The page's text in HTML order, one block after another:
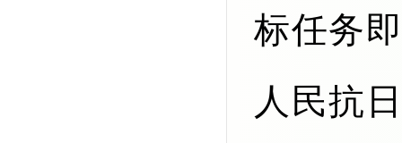
标任务
人民抗